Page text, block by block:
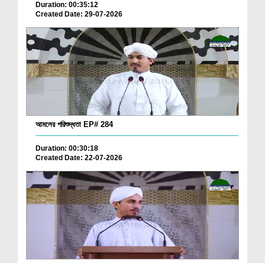
Duration: 00:35:12
Created Date: 29-07-2026
আমলের পরিশুদ্ধতা EP# 284
Duration: 00:30:18
Created Date: 22-07-2026